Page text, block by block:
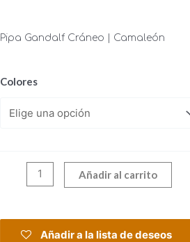
Pipa Gandalf Cráneo | Camaleón
Colores
Añadir al carrito
Añadir a la lista de deseos